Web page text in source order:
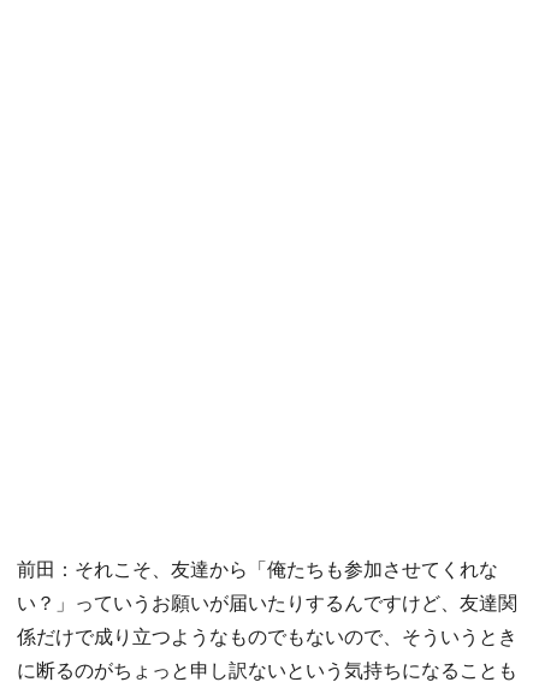
前田：それこそ、友達から「俺たちも参加させてくれな
い？」っていうお願いが届いたりするんですけど、友達関
係だけで成り立つようなものでもないので、そういうとき
に断るのがちょっと申し訳ないという気持ちになることも